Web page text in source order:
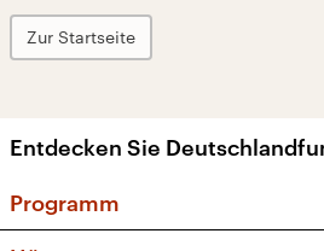
Zur Startseite
Entdecken Sie
Programm